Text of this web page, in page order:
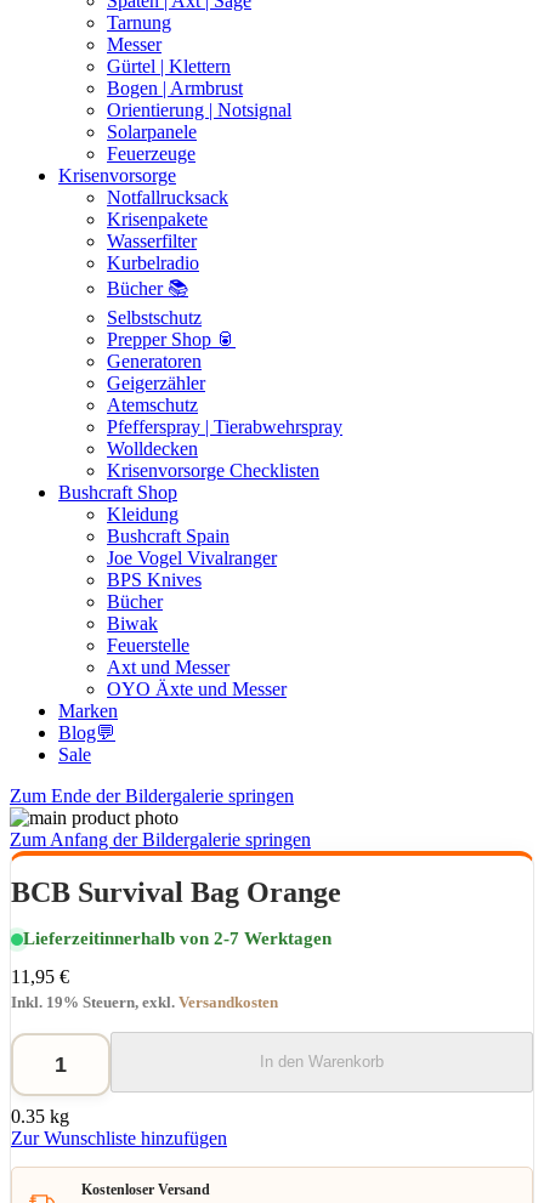
Tarnung
Messer
Gürtel | Klettern
Bogen | Armbrust
Orientierung | Notsignal
Solarpanele
Feuerzeuge
Krisenvorsorge
Notfallrucksack
Krisenpakete
Wasserfilter
Kurbelradio
Bücher 📚
Selbstschutz
Prepper Shop 🥫
Generatoren
Geigerzähler
Atemschutz
Pfefferspray | Tierabwehrspray
Wolldecken
Krisenvorsorge Checklisten
Bushcraft Shop
Kleidung
Bushcraft Spain
Joe Vogel Vivalranger
BPS Knives
Bücher
Biwak
Feuerstelle
Axt und Messer
OYO Äxte und Messer
Marken
Blog💬
Sale
Zum Ende der Bildergalerie springen
Zum Anfang der Bildergalerie springen
BCB Survival Bag Orange
Lieferzeitinnerhalb von 2-7 Werktagen
11,95 €
Inkl. 19% Steuern, exkl. Versandkosten
In den Warenkorb
0.35 kg
Zur Wunschliste hinzufügen
Kostenloser Versand